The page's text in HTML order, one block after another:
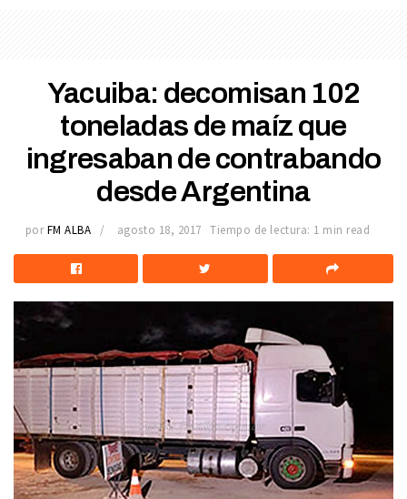
Yacuiba: decomisan 102
toneladas de maíz que
ingresaban de contrabando
desde Argentina
por FM ALBA agosto 18, 2017 Tiempo de lectura: 1 min read